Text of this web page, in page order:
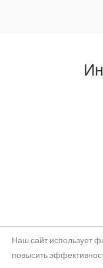
Наш сайт использует
повысить